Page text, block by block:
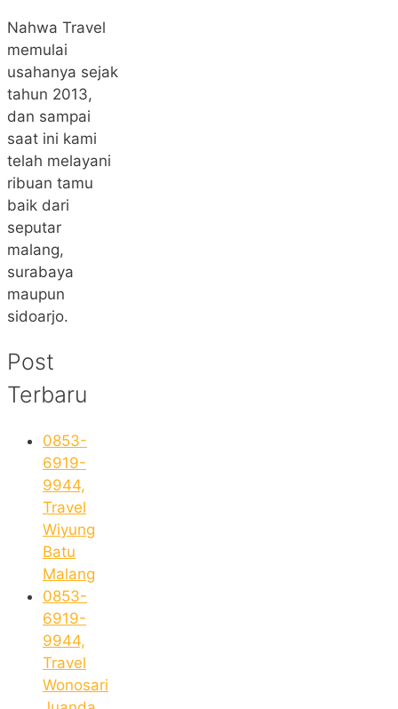
Nahwa Travel
memulai
usahanya sejak
tahun 2013,
dan sampai
saat ini kami
telah melayani
ribuan tamu
baik dari
seputar
malang,
surabaya
maupun
sidoarjo.
Post
Terbaru
0853-
6919-
9944,
Travel
Wiyung
Batu
Malang
0853-
6919-
9944,
Travel
Wonosari